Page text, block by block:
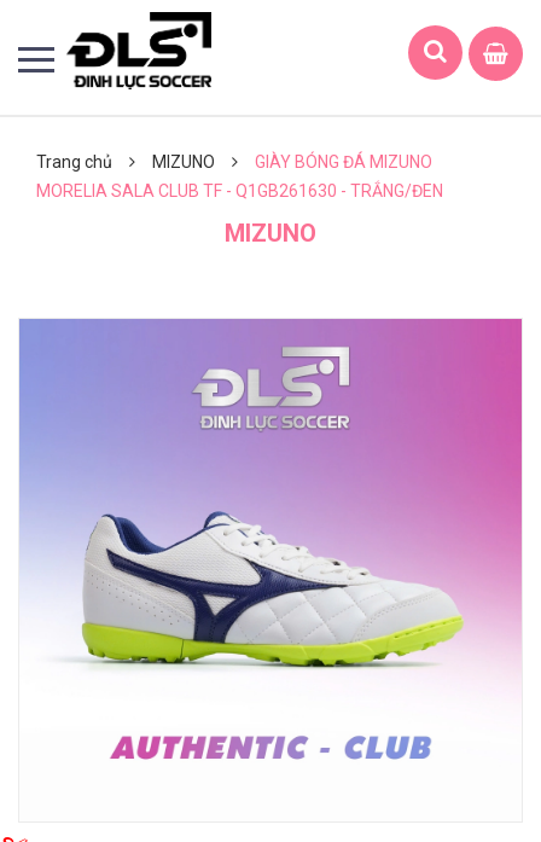
Trang chủ MIZUNO
GIÀY BÓNG ĐÁ MIZUNO
MORELIA SALA CLUB TF - Q1GB261630 - TRẮNG/ĐEN
MIZUNO